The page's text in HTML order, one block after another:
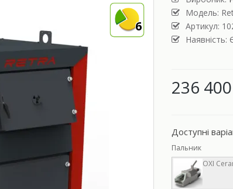
6
Модель:
Артикул:
Наявність:
236
Доступні
Пальник
OXI